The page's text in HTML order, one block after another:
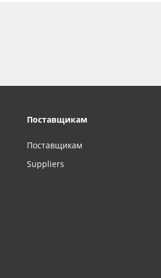
Поставщикам
Поставщикам
Suppliers